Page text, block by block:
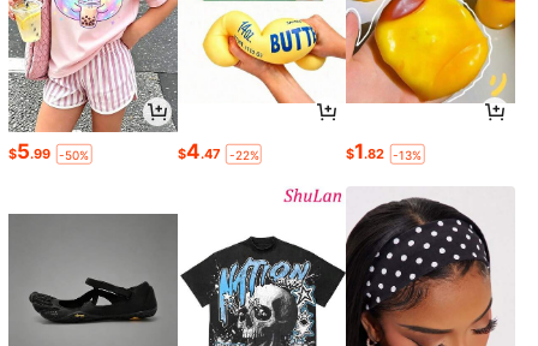
$5.99 -50% $4.47 -22% $1.82 -13%